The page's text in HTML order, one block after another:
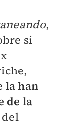
,
si
la han
de la
del